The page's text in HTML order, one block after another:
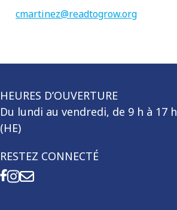
cmartinez@readtogrow.org
HEURES D’OUVERTURE
Du lundi au vendredi, de 9 h à 17 h
(HE)
RESTEZ CONNECTÉ